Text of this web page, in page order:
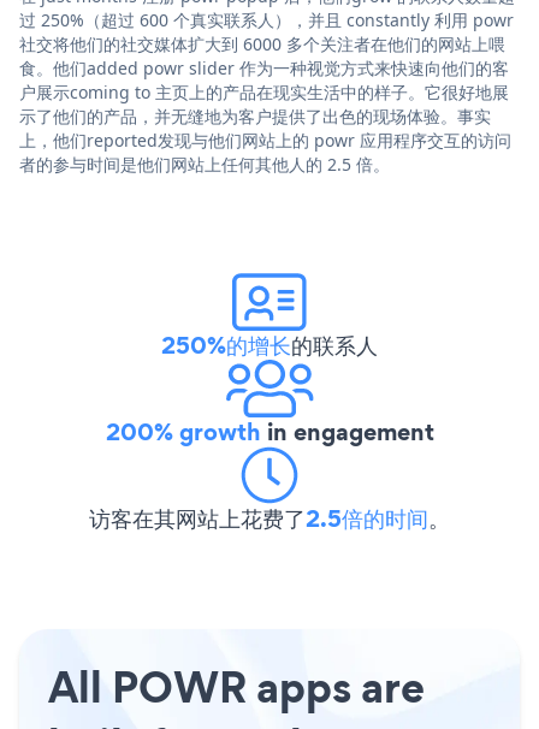
过 250%（超过 600 个真实联系人），并且 constantly 利用 powr
社交将他们的社交媒体扩大到 6000 多个关注者在他们的网站上喂
食。他们added powr slider 作为一种视觉方式来快速向他们的客
户展示coming to 主页上的产品在现实生活中的样子。它很好地展
示了他们的产品，并无缝地为客户提供了出色的现场体验。事实
上，他们reported发现与他们网站上的 powr 应用程序交互的访问
者的参与时间是他们网站上任何其他人的 2.5 倍。
250%的增长的联系人
200% growth in engagement
访客在其网站上花费了2.5倍的时间。
All POWR apps are